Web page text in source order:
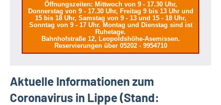
Öffnungszeiten: Mittwoch von 9 - 17.30 Uhr,
Donnerstag von 9 - 17.30 Uhr, Freitag 9 bis 13 Uhr und
15 bis 18 Uhr, Samstag von 9 - 13 und 15 - 18 Uhr,
Sonntag von 9 - 17 Uhr. Montag und Dienstag sind ist
Ruhetage.
Bahnhofstraße 12, Leopoldshöhe-Asemissen.
Reservierungen über 05202 - 9954710
Aktuelle Informationen zum
Coronavirus in Lippe (Stand: